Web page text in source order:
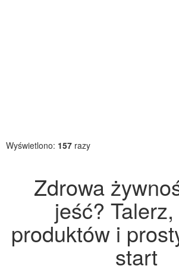
Wyświetlono: 157 razy
Zdrowa
jeść?
produktów i
start